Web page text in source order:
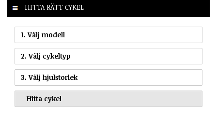
HITTA RÄTT CYKEL
1. Välj modell
2. Välj cykeltyp
3. Välj hjulstorlek